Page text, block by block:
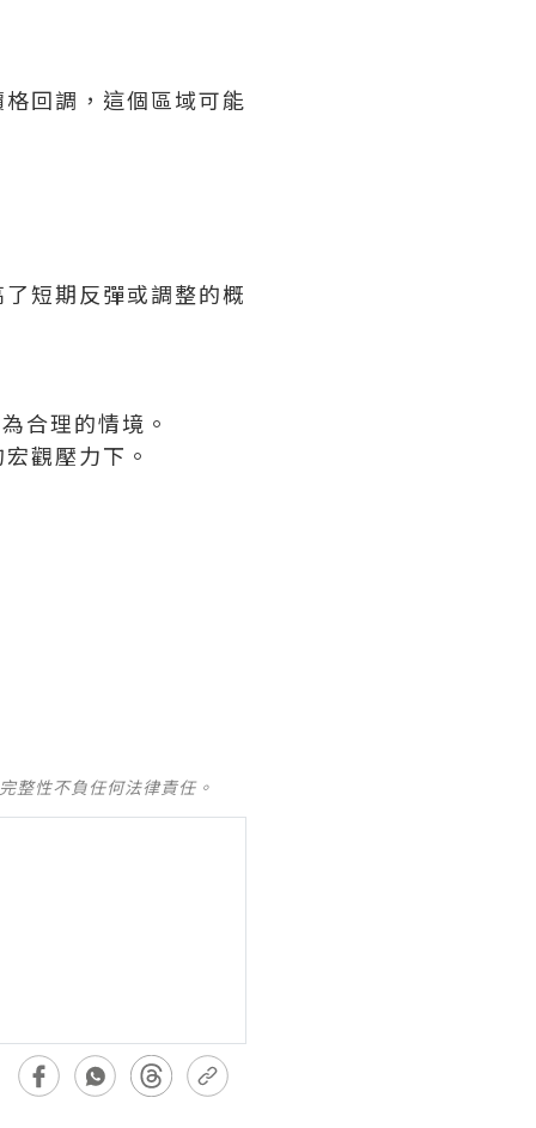
回調，這個區域可能
短期反彈或調整的概
合理的情境。
觀壓力下。
整性不負任何法律責任。